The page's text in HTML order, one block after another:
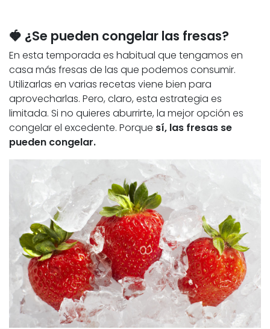
🍓 ¿Se pueden congelar las fresas?
En esta temporada es habitual que tengamos en
casa más fresas de las que podemos consumir.
Utilizarlas en varias recetas viene bien para
aprovecharlas. Pero, claro, esta estrategia es
limitada. Si no quieres aburrirte, la mejor opción es
congelar el excedente. Porque sí, las fresas se
pueden congelar.